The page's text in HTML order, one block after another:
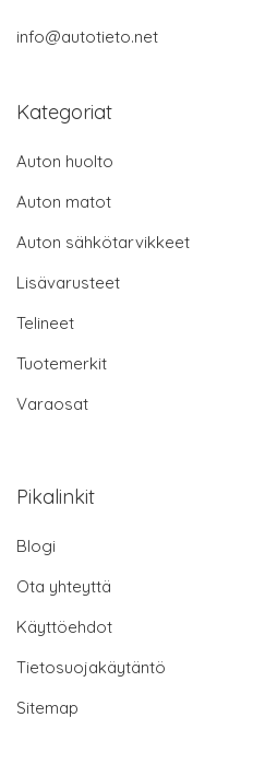
info@autotieto.net
Kategoriat
Auton huolto
Auton matot
Auton sähkötarvikkeet
Lisävarusteet
Telineet
Tuotemerkit
Varaosat
Pikalinkit
Blogi
Ota yhteyttä
Käyttöehdot
Tietosuojakäytäntö
Sitemap